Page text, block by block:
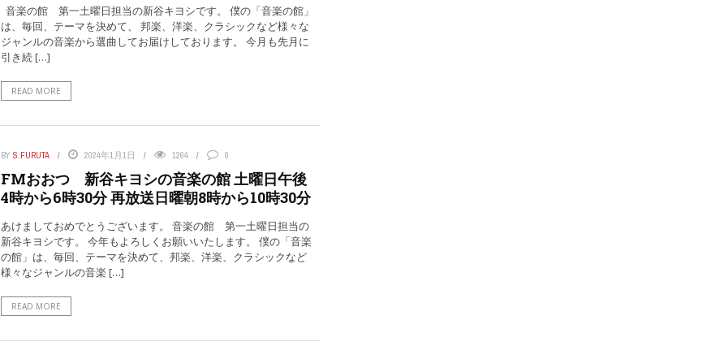
音楽の館 第一土曜日担当の新谷キヨシです。 僕の「音楽の館」
は、毎回、テーマを決めて、 邦楽、洋楽、クラシックなど様々な
ジャンルの音楽から選曲してお届けしております。 今月も先月に
引き続 […]
READ MORE
BY S.FURUTA 2024年1月1日 1264 0
FMおおつ 新谷キヨシの音楽の館 土曜日午後
4時から6時30分 再放送日曜朝8時から10時30分
あけましておめでとうございます。 音楽の館 第一土曜日担当の
新谷キヨシです。 今年もよろしくお願いいたします。 僕の「音楽
の館」は、毎回、テーマを決めて、邦楽、洋楽、クラシックなど
様々なジャンルの音楽 […]
READ MORE